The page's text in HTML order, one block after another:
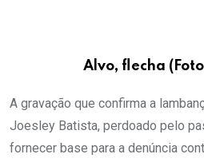
Alvo, flecha
A gravação que confirma a
Joesley Batista, perdoado pelo
fornecer base para a denúncia